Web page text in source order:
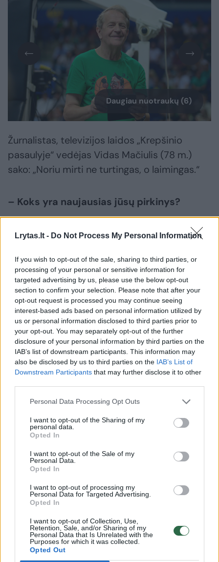
Lrytas.lt - Do Not Process My Personal Information
If you wish to opt-out of the sale, sharing to third parties, or
processing of your personal or sensitive information for
targeted advertising by us, please use the below opt-out
section to confirm your selection. Please note that after your
opt-out request is processed you may continue seeing
interest-based ads based on personal information utilized by
us or personal information disclosed to third parties prior to
your opt-out. You may separately opt-out of the further
disclosure of your personal information by third parties on the
IAB’s list of downstream participants. This information may
also be disclosed by us to third parties on the IAB’s List of
Downstream Participants that may further disclose it to other
Personal Data Processing Opt Outs
I want to opt-out of the Sharing of my
personal data.
Opted In
I want to opt-out of the Sale of my
Personal Data.
Opted In
I want to opt-out of processing my
Personal Data for Targeted Advertising.
Opted In
I want to opt-out of Collection, Use,
Retention, Sale, and/or Sharing of my
Personal Data that Is Unrelated with the
Purposes for which it was collected.
Opted Out
Daugiau nuotraukų (6)
Žurnalistas, televizijos laidos „Krepšinio
pasaulyje“ vedėjas Vidas Mačiulis (78 m.)
sako: „Noriu mirti ne turtingas, o laimingas.“
– Koks yra naujausias jūsų pirkinys?
– Sau ir šeimai, išskyrus maisto produktus,
krepšelius ir rožių puokštes kolegoms
jubiliatams pagerbti.
Ir apdailos medžiagas Kauno žurnalistų namų
pastato, kuriam 170 metų, kosmetiniam
remontui.
– Ar dažnai jūsų pasirinkimą, ką įsigyti,
lemia emocijos? Ar perkate tik tai, kas
būtina?
Norite skaityti toliau?
prenumeratoriumi
Vos nuo 1 Eur / mėn.